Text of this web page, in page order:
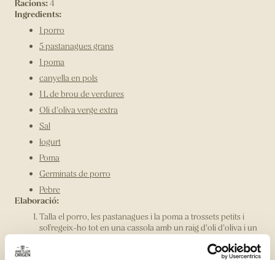
Racions:4
Ingredients:
1 porro
5 pastanagues grans
1 poma
canyella en pols
1 L de brou de verdures
Oli d'oliva verge extra
Sal
Iogurt
Poma
Germinats de porro
Pebre
Elaboració:
Talla el porro, les pastanagues i la poma a trossets petits i
sofregeix-ho tot en una cassola amb un raig d'oli d'oliva i un
Cuina-ho tapat uns minuts, remenant de tant en tant, fins